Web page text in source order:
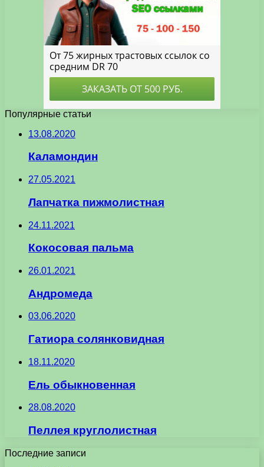
Популярные статьи
13.08.2020
Каламондин
27.05.2021
Лапчатка пижмолистная
24.11.2021
Кокосовая пальма
26.01.2021
Андромеда
03.06.2020
Гатиора солянковидная
18.11.2020
Ель обыкновенная
28.08.2020
Пеллея круглолистная
Последние записи